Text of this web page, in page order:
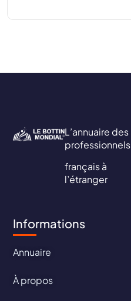
L’annuaire des
professionnels
français à
l’étranger
Informations
Annuaire
À propos